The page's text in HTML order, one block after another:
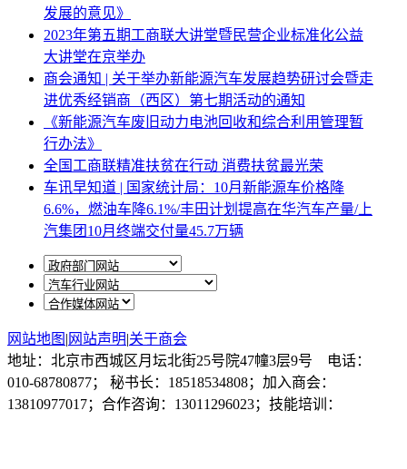
发展的意见》
2023年第五期工商联大讲堂暨民营企业标准化公益
大讲堂在京举办
商会通知 | 关于举办新能源汽车发展趋势研讨会暨走
进优秀经销商（西区）第七期活动的通知
《新能源汽车废旧动力电池回收和综合利用管理暂
行办法》
全国工商联精准扶贫在行动 消费扶贫最光荣
车讯早知道 | 国家统计局：10月新能源车价格降
6.6%，燃油车降6.1%/丰田计划提高在华汽车产量/上
汽集团10月终端交付量45.7万辆
网站地图 | 网站声明|关于商会
地址：北京市西城区月坛北街25号院47幢3层9号 电话：
010-68780877； 秘书长：18518534808；加入商会：
13810977017；合作咨询：13011296023；技能培训：